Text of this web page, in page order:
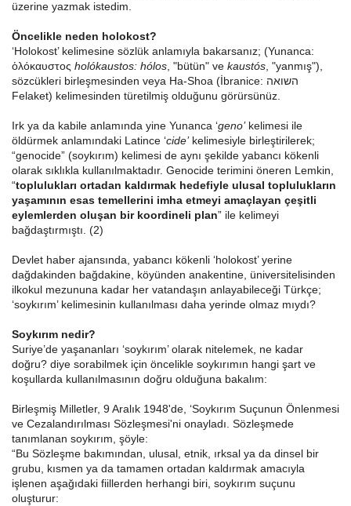
üzerine yazmak istedim.
Öncelikle neden holokost?
‘Holokost’ kelimesine sözlük anlamıyla bakarsanız; (Yunanca:
ὁλόκαυστος holókaustos: hólos , "bütün" ve kaustós , "yanmış"),
sözcükleri birleşmesinden veya Ha-Shoa (İbranice: השואה
Felaket) kelimesinden türetilmiş olduğunu görürsünüz.
Irk ya da kabile anlamında yine Yunanca ‘geno’kelimesi ile
öldürmek anlamındaki Latince ‘cide’kelimesiyle birleştirilerek;
“genocide” (soykırım) kelimesi de aynı şekilde yabancı kökenli
olarak sıklıkla kullanılmaktadır. Genocide terimini öneren Lemkin,
“toplulukları ortadan kaldırmak hedefiyle ulusal toplulukların
yaşamının esas temellerini imha etmeyi amaçlayan çeşitli
eylemlerden oluşan bir koordineli plan” ile kelimeyi
bağdaştırmıştı. (2)
Devlet haber ajansında, yabancı kökenli ‘holokost’ yerine
dağdakinden bağdakine, köyünden anakentine, üniversitelisinden
ilkokul mezununa kadar her vatandaşın anlayabileceği Türkçe;
‘soykırım’ kelimesinin kullanılması daha yerinde olmaz mıydı?
Soykırım nedir?
Suriye’de yaşananları ‘soykırım’ olarak nitelemek, ne kadar
doğru? diye sorabilmek için öncelikle soykırımın hangi şart ve
koşullarda kullanılmasının doğru olduğuna bakalım:
Birleşmiş Milletler, 9 Aralık 1948'de, ‘Soykırım Suçunun Önlenmesi
ve Cezalandırılması Sözleşmesi'ni onayladı. Sözleşmede
tanımlanan soykırım, şöyle:
“Bu Sözleşme bakımından, ulusal, etnik, ırksal ya da dinsel bir
grubu, kısmen ya da tamamen ortadan kaldırmak amacıyla
işlenen aşağıdaki fiillerden herhangi biri, soykırım suçunu
oluşturur: